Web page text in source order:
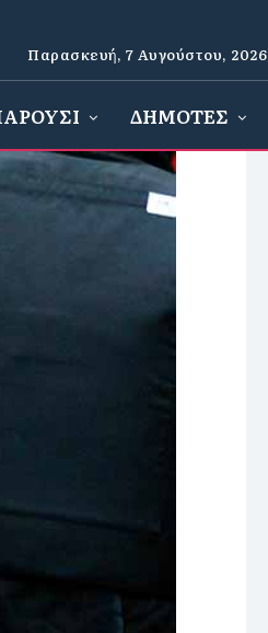
Παρασκευή, 7 Αυγούστου, 2026
ΔΗΜΟΤΕΣ